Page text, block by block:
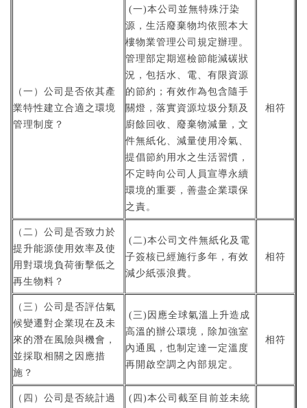
（一）公司是否依其產
業特性建立合適之環境
管理制度？
(一)本公司並無特殊汙染
源，生活廢棄物均依照本大
樓物業管理公司規定辦理。
管理部定期巡檢節能減碳狀
況，包括水、電、有限資源
的節約；有效作為包含隨手
關燈，落實資源垃圾分類及
廚餘回收、廢棄物減量，文
件無紙化、減量使用冷氣、
提倡節約用水之生活習慣，
不定時向公司人員宣導永續
環境的重要，善盡企業環保
之責。
相符
（二）公司是否致力於
提升能源使用效率及使
用對環境負荷衝擊低之
再生物料？
(二)本公司文件無紙化及電
子簽核已經施行多年，有效
減少紙張浪費。
相符
（三）公司是否評估氣
候變遷對企業現在及未
來的潛在風險與機會，
並採取相關之因應措
施？
(三)因應全球氣溫上升造成
高溫的辦公環境，除加強室
內通風，也制定達一定溫度
再開啟空調之內部規定。
相符
（四）公司是否統計過
(四)本公司截至目前並未統